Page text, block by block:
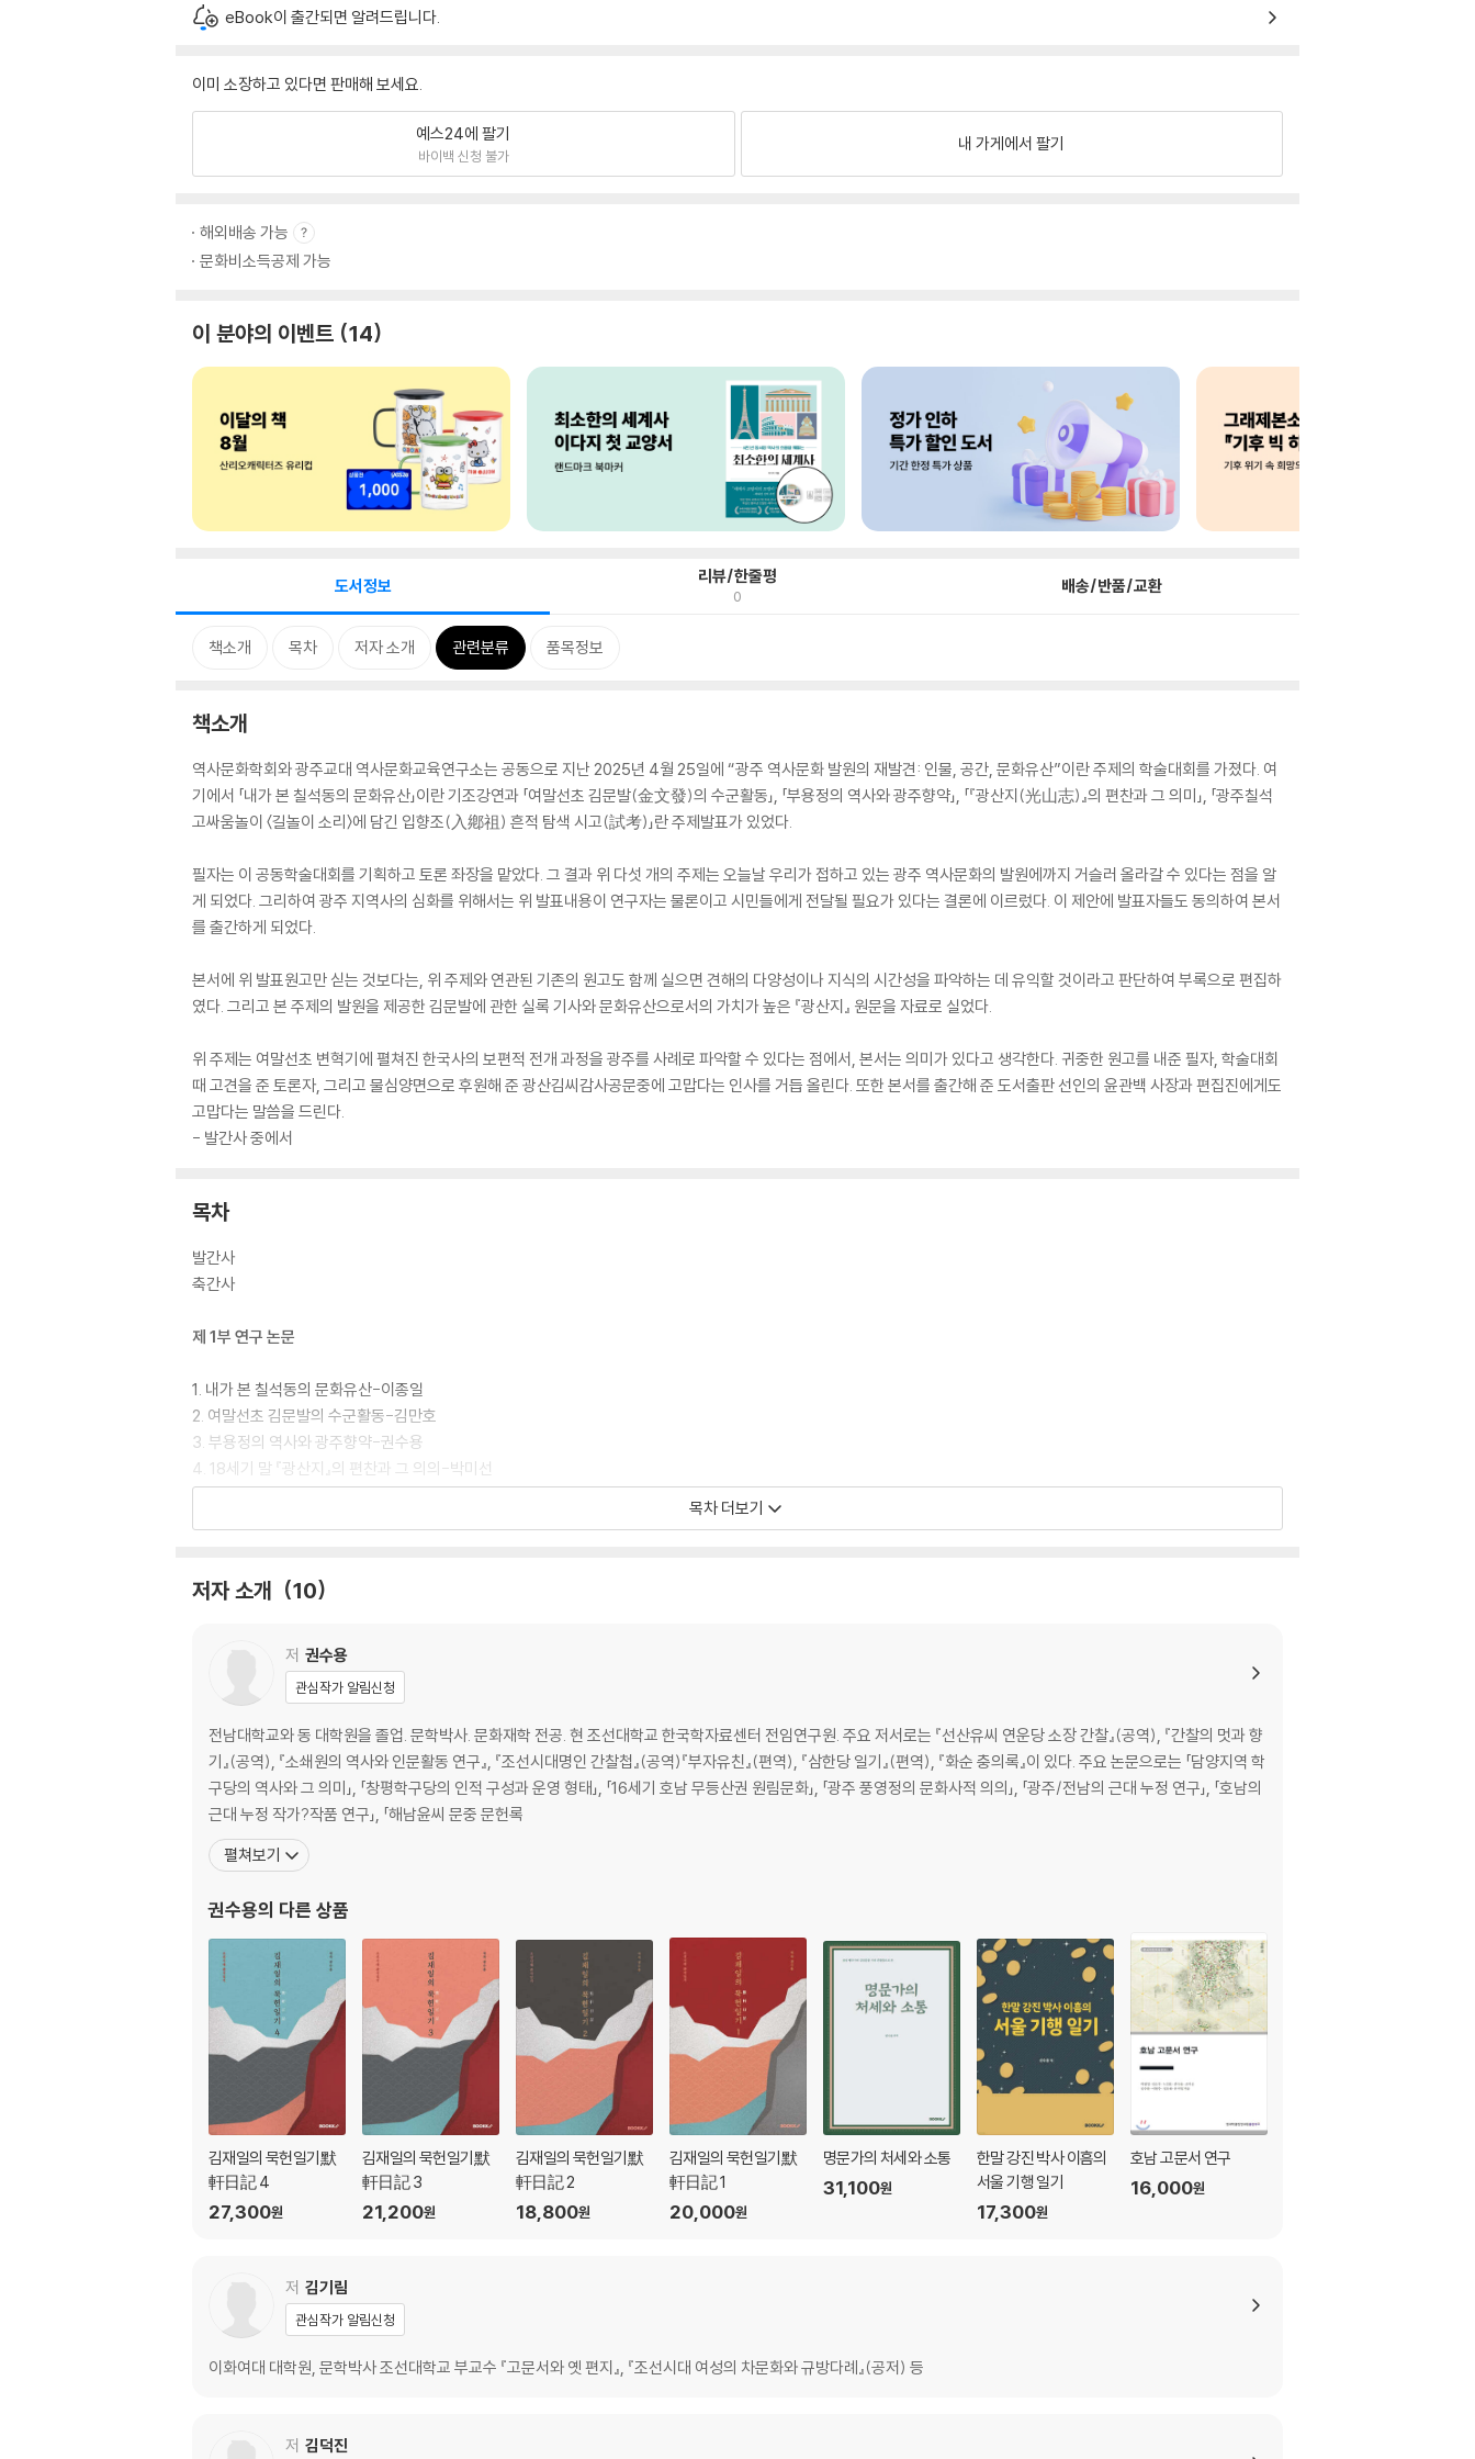
eBook이 출간되면 알려드립니다.
이미 소장하고 있다면 판매해 보세요.
예스24에 팔기
바이백 신청 불가
내 가게에서 팔기
해외배송 가능
문화비소득공제 가능
이 분야의 이벤트 14
도서정보 리뷰/한줄평
0 배송/반품/교환
책소개 목차 저자 소개 관련분류 품목정보
책소개
역사문화학회와 광주교대 역사문화교육연구소는 공동으로 지난 2025년 4월 25일에 “광주 역사문화 발원의 재발견: 인물, 공간, 문화유산”이란 주제의 학술대회를 가졌다. 여
기에서 「내가 본 칠석동의 문화유산」이란 기조강연과 「여말선초 김문발(金文發)의 수군활동」, 「부용정의 역사와 광주향약」, 「『광산지(光山志)』의 편찬과 그 의미」, 「광주칠석
고싸움놀이 〈길놀이 소리〉에 담긴 입향조(入鄕祖) 흔적 탐색 시고(試考)」란 주제발표가 있었다.
필자는 이 공동학술대회를 기획하고 토론 좌장을 맡았다. 그 결과 위 다섯 개의 주제는 오늘날 우리가 접하고 있는 광주 역사문화의 발원에까지 거슬러 올라갈 수 있다는 점을 알
게 되었다. 그리하여 광주 지역사의 심화를 위해서는 위 발표내용이 연구자는 물론이고 시민들에게 전달될 필요가 있다는 결론에 이르렀다. 이 제안에 발표자들도 동의하여 본서
를 출간하게 되었다.
본서에 위 발표원고만 싣는 것보다는, 위 주제와 연관된 기존의 원고도 함께 실으면 견해의 다양성이나 지식의 시간성을 파악하는 데 유익할 것이라고 판단하여 부록으로 편집하
였다. 그리고 본 주제의 발원을 제공한 김문발에 관한 실록 기사와 문화유산으로서의 가치가 높은 『광산지』 원문을 자료로 실었다.
위 주제는 여말선초 변혁기에 펼쳐진 한국사의 보편적 전개 과정을 광주를 사례로 파악할 수 있다는 점에서, 본서는 의미가 있다고 생각한다. 귀중한 원고를 내준 필자, 학술대회
때 고견을 준 토론자, 그리고 물심양면으로 후원해 준 광산김씨감사공문중에 고맙다는 인사를 거듭 올린다. 또한 본서를 출간해 준 도서출판 선인의 윤관백 사장과 편집진에게도
고맙다는 말씀을 드린다.
- 발간사 중에서
목차
발간사
축간사
제 1부 연구 논문
1. 내가 본 칠석동의 문화유산-이종일
2. 여말선초 김문발의 수군활동-김만호
3. 부용정의 역사와 광주향약-권수용
4. 18세기 말 『광산지』의 편찬과 그 의의-박미선
5. 광주칠석고싸움놀이 〈길놀이 소리〉에 담긴 입향조 흔적 탐색 시고-박종오
1. 여말선초 광주명문 광산김씨와 김문발-김정호
3. 광주지역 향약의 현황과 의의-김덕진
4. 향약, 거버넌스에로의 초대-김일중
5. 조선시대 광주향약의 성립 과정 연구-이종일
6. 선조와 그 유흔에 대한 소회-김용규
제 3부 자료
1. 김문발 행적(조선왕조실록)
2. 『광산지』 해제-박미선
목차 더보기
저자 소개 10
저 권수용
관심작가 알림신청
전남대학교와 동 대학원을 졸업. 문학박사. 문화재학 전공. 현 조선대학교 한국학자료센터 전임연구원. 주요 저서로는 『선산유씨 연운당 소장 간찰』(공역), 『간찰의 멋과 향
기』(공역), 『소쇄원의 역사와 인문활동 연구』, 『조선시대명인 간찰첩』(공역)『부자유친』(편역), 『삼한당 일기』(편역), 『화순 충의록』이 있다. 주요 논문으로는 「담양지역 학
구당의 역사와 그 의미」, 「창평학구당의 인적 구성과 운영 형태」, 「16세기 호남 무등산권 원림문화」, 「광주 풍영정의 문화사적 의의」, 「광주/전남의 근대 누정 연구」, 「호남의
근대 누정 작가?작품 연구」, 「해남윤씨 문중 문헌록
펼쳐보기
권수용의 다른 상품
김재일의 묵헌일기默
軒日記 4
27,300원
김재일의 묵헌일기默
軒日記 3
21,200원
김재일의 묵헌일기默
軒日記 2
18,800원
김재일의 묵헌일기默
軒日記 1
20,000원
명문가의 처세와 소통
31,100원
한말 강진 박사 이흠의
서울 기행 일기
17,300원
호남 고문서 연구
16,000원
저 김기림
관심작가 알림신청
이화여대 대학원, 문학박사 조선대학교 부교수 『고문서와 옛 편지』, 『조선시대 여성의 차문화와 규방다례』(공저) 등
저 김덕진